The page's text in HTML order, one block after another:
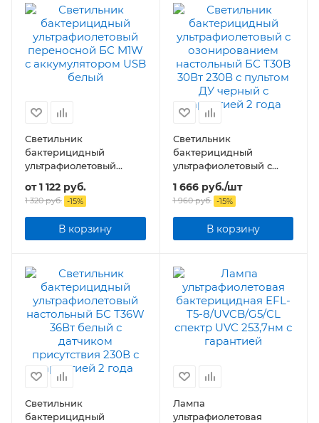
Светильник
бактерицидный
ультрафиолетовый
аккумулятором USB
от1 122 руб.
1 320 руб. -15%
В корзину
Светильник
бактерицидный
ультрафиолетовый с
озонированием
настольный БС Т30B
30Вт 230В с пультом ДУ
черный
1 666руб./шт
1 960руб. -15%
В корзину
Светильник
бактерицидный
Лампа
ультрафиолетовая